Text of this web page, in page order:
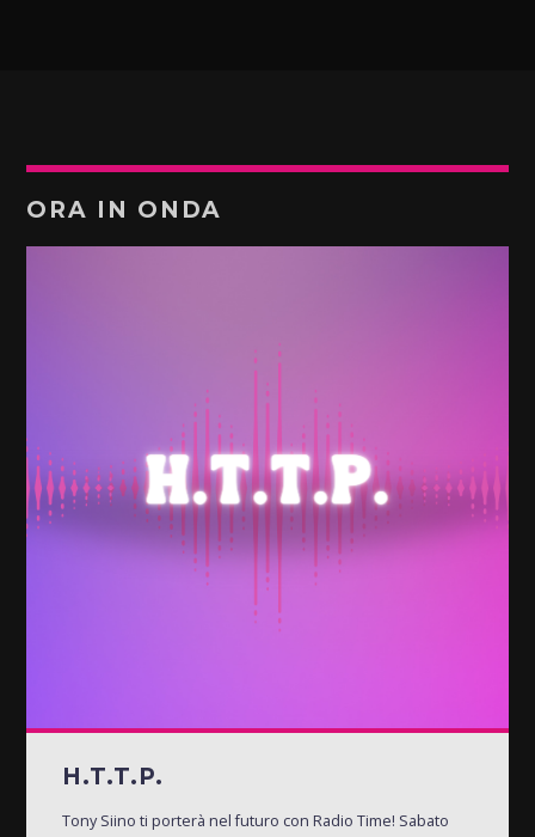
ORA IN ONDA
H.T.T.P.
Tony Siino ti porterà nel futuro con Radio Time! Sabato